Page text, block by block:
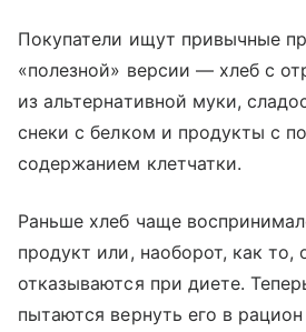
Покупатели ищут привычные
«полезной» версии — хлеб с
из альтернативной муки,
снеки с белком и продукты с
содержанием клетчатки.
Раньше хлеб чаще
продукт или, наоборот, как то,
отказываются при диете.
пытаются вернуть его в рацион